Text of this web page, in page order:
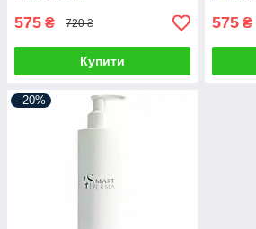
575 ₴ 720 ₴
Купити
575 ₴
–20%